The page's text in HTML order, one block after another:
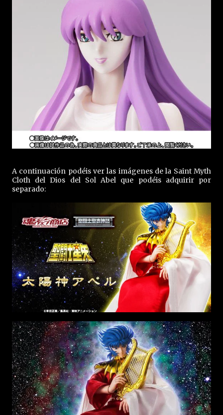
A continuación podéis ver las imágenes de la Saint Myth
Cloth del Dios del Sol Abel que podéis adquirir por
separado: